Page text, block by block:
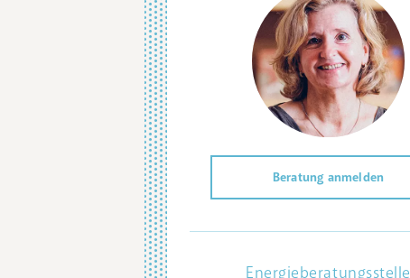
Beratung anmelden
Energieberatungsstelle